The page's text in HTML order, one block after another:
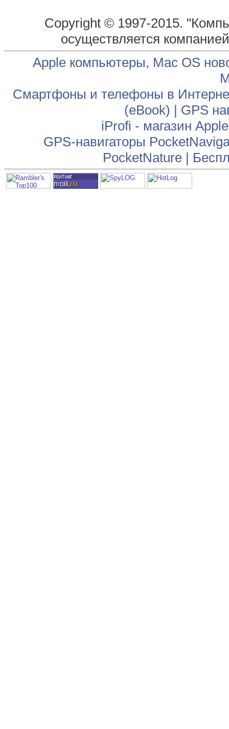
Copyright © 1997-2015.
осуществляется
Apple компьютеры, Mac OS
Смартфоны и телефоны в
(eBook) | GPS
iProfi - магазин
GPS-навигаторы
PocketNature|